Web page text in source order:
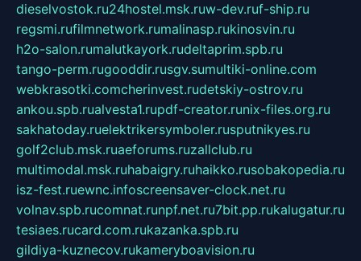
dieselvostok.ru24hostel.msk.ruw-dev.ruf-ship.ru
regsmi.rufilmnetwork.rumalinasp.rukinosvin.ru
h2o-salon.rumalutkayork.rudeltaprim.spb.ru
tango-perm.rugooddir.rusgv.sumultiki-online.com
webkrasotki.comcherinvest.rudetskiy-ostrov.ru
ankou.spb.rualvesta1.rupdf-creator.runix-files.org.ru
sakhatoday.ruelektrikersymboler.rusputnikyes.ru
golf2club.msk.ruaeforums.ruzallclub.ru
multimodal.msk.ruhabaigry.ruhaikko.rusobakopedia.ru
isz-fest.ruewnc.infoscreensaver-clock.net.ru
volnav.spb.rucomnat.runpf.net.ru7bit.pp.rukalugatur.ru
tesiaes.rucard.com.rukazanka.spb.ru
gildiya-kuznecov.rukameryboavision.ru